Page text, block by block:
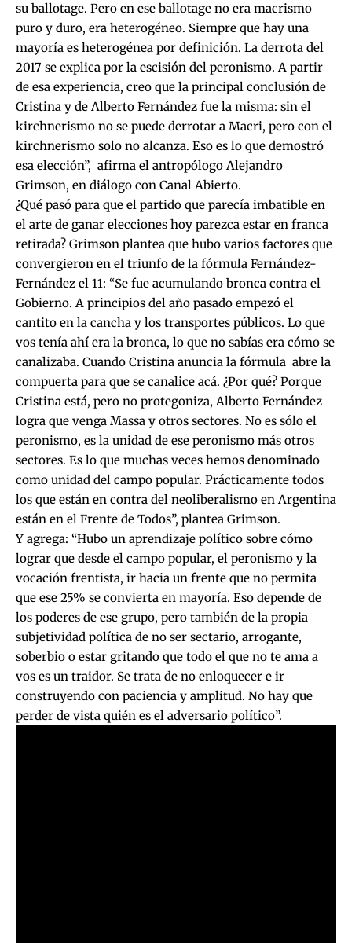
su ballotage. Pero en ese ballotage no era macrismo
puro y duro, era heterogéneo. Siempre que hay una
mayoría es heterogénea por definición. La derrota del
2017 se explica por la escisión del peronismo. A partir
de esa experiencia, creo que la principal conclusión de
Cristina y de Alberto Fernández fue la misma: sin el
kirchnerismo no se puede derrotar a Macri, pero con el
kirchnerismo solo no alcanza. Eso es lo que demostró
esa elección”, afirma el antropólogo Alejandro
Grimson, en diálogo con Canal Abierto.
¿Qué pasó para que el partido que parecía imbatible en
el arte de ganar elecciones hoy parezca estar en franca
retirada? Grimson plantea que hubo varios factores que
convergieron en el triunfo de la fórmula Fernández-
Fernández el 11: “Se fue acumulando bronca contra el
Gobierno. A principios del año pasado empezó el
cantito en la cancha y los transportes públicos. Lo que
vos tenía ahí era la bronca, lo que no sabías era cómo se
canalizaba. Cuando Cristina anuncia la fórmula abre la
compuerta para que se canalice acá. ¿Por qué? Porque
Cristina está, pero no protegoniza, Alberto Fernández
logra que venga Massa y otros sectores. No es sólo el
peronismo, es la unidad de ese peronismo más otros
sectores. Es lo que muchas veces hemos denominado
como unidad del campo popular. Prácticamente todos
los que están en contra del neoliberalismo en Argentina
están en el Frente de Todos”, plantea Grimson.
Y agrega: “Hubo un aprendizaje político sobre cómo
lograr que desde el campo popular, el peronismo y la
vocación frentista, ir hacia un frente que no permita
que ese 25% se convierta en mayoría. Eso depende de
los poderes de ese grupo, pero también de la propia
subjetividad política de no ser sectario, arrogante,
soberbio o estar gritando que todo el que no te ama a
vos es un traidor. Se trata de no enloquecer e ir
construyendo con paciencia y amplitud. No hay que
perder de vista quién es el adversario político”.